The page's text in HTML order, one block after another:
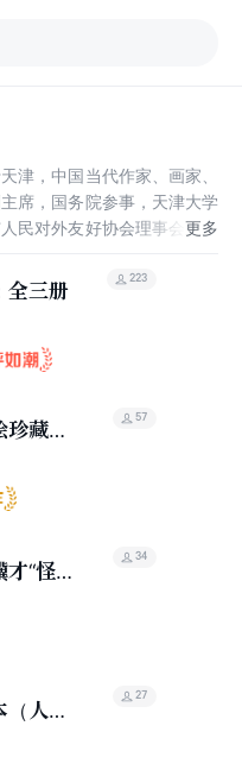
津，中国当代作家、画家、
席，国务院参事，天津大学
民对外友好协会理事会名誉
他也出版过多种大型画集，
国举办个人画展，曾获百花
对外友好协会第二届理事会
名誉会长。
全三册
223
藏本.
57
才“怪
）
34
人文
丛书）
27